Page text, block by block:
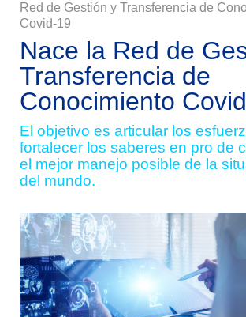
Red de Gestión y Transferencia de
Covid-19
Nace la Red de
Transferencia de
Conocimiento
El objetivo es articular los
fortalecer los saberes en pro de
el mejor manejo posible de la
del mundo.